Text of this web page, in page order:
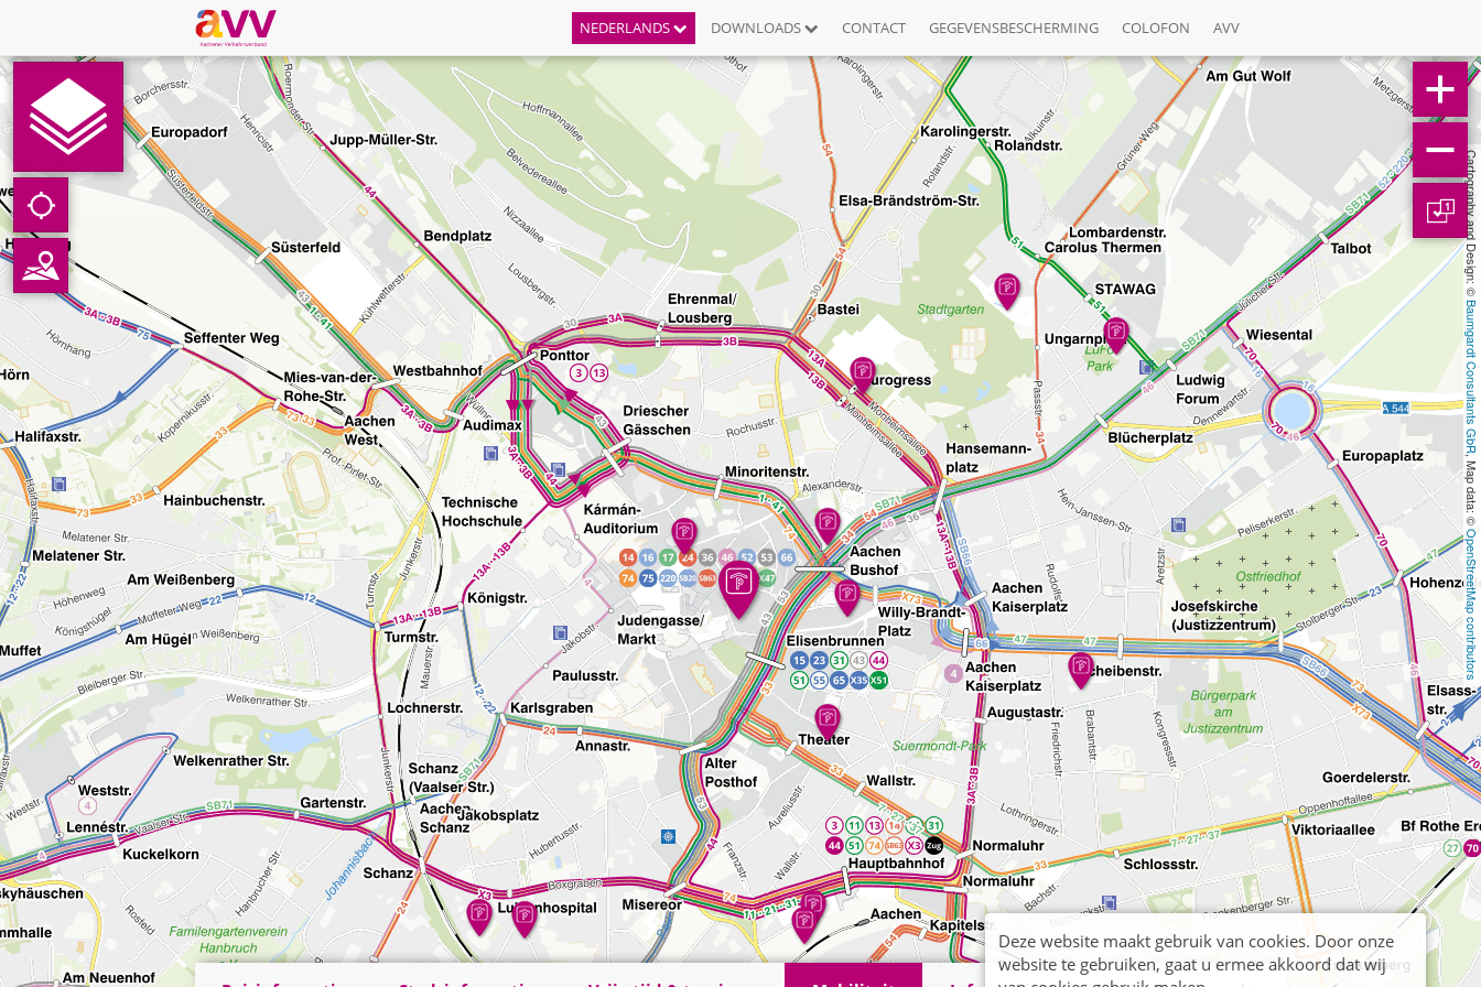
NEDERLANDS DOWNLOADS CONTACT GEGEVENSBESCHERMING COLOFON AVV
Cartography and Design: ©
Baumgardt Consultants GbR
, Map data: ©
OpenStreetMap contributors
1
Deze website maakt gebruik van cookies. Door onze
website te gebruiken, gaat u ermee akkoord dat wij